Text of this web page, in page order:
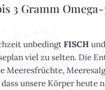
3 Gramm
unbedingtFISCH
viel zu selten. Die
Meeresfrüchte,
unsere Körper heute